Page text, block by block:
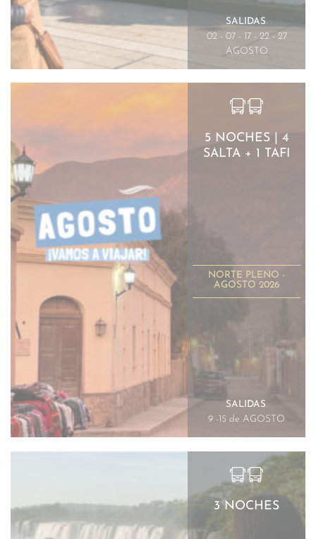
SALIDAS
02 - 07 - 17 - 22 - 27
AGOSTO
5 NOCHES | 4
SALTA + 1 TAFI
NORTE PLENO -
AGOSTO 2026
SALIDAS.
9 -15 de AGOSTO
3 NOCHES